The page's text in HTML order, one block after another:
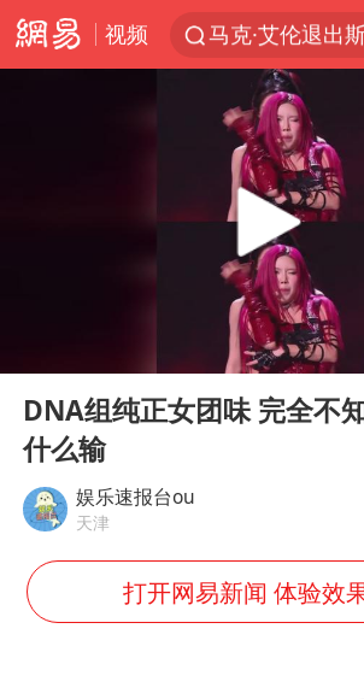
视频
央视新主播李
情侣平潭拍日出
老挝国会主席赛
黄金牛市回来了
茅台部分直营
全民健身事业
白海豚将正面袭
酒店回应车内
Play
DNA组纯正女团味 完全不
什么输
娱乐速报台ou
天津
打开网易新闻 体验效